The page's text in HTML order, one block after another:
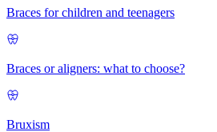
Braces for children and teenagers
Braces or aligners: what to choose?
Bruxism